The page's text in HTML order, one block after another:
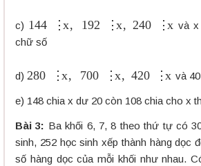
c) 144 ⋮ 192⋮ , 240⋮x
và
chữ số
d) 280 ⋮ 700⋮ , ⋮x và
e) 148 chia x dư 20 còn 108 chia cho x
Bài 3: Ba khối 6, 7, 8 theo thứ tự có
sinh, 252 học sinh xếp thành hàng dọc
số hàng dọc của mỗi khối như nhau.